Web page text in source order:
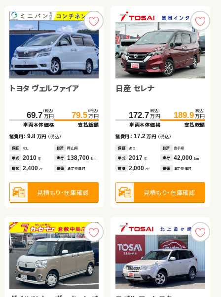
トヨタ ヴェルファイア
69.7 （税込）
万円
車両本体価格
79.5 （税込）
万円
支払総額
諸費用：9.8 万円 （税込）
保証 なし 住所 岡山県
年式 2010 年 走行 138,700 km
排気 2,400 cc 整備 法定整備付
見積もり・在庫確認
日産 セレナ
172.7 （税込）
万円
車両本体価格
189.9 （税込）
万円
支払総額
諸費用： 17.2 万円 （税込）
保証 あり 住所 岩手県
年式 2017年 走行 42,000 km
排気 2,000cc 整備 法定整備付
見積もり・在庫確認
日産 エクストレイル ハイ
181.7 （税込）
万円
車両本体価格
188.8 （税込）
万円
支払総額
諸費用：7.1 万円 （税込）
保証 あり 住所 千葉県
年式 2020 年 走行 69,600km
排気 2,000 cc 整備 法定整備付
見積もり・在庫確認
ホンダ Ｎ ＢＯＸ
137.7 （税込）
万円
車両本体価格
141.9 （税込）
万円
支払総額
諸費用： 4.2万円（税込）
保証 なし 住所 岡山県
年式 2022年 走行 19,100 km
排気 660cc 整備 法定整備付
見積もり・在庫確認
トヨタ ノア
162.5 （税込）
万円
車両本体価格
179.9 （税込）
万円
支払総額
諸費用：17.4万円（税込）
保証 あり 住所 岩手県
年式 2019 年 走行 89,200km
排気 2,000 cc 整備 法定整備付
見積もり・在庫確認
スズキ スイフト
99.7 （税込）
万円
車両本体価格
105.9 （税込）
万円
支払総額
諸費用： 6.2万円（税込）
保証 なし 住所 岡山県
年式 2017年 走行 72,200 km
排気 1,000cc 整備 法定整備付
見積もり・在庫確認